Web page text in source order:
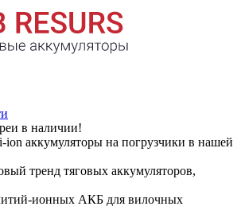
в наличии!
аккумуляторы на погрузчики в нашей
тренд тяговых аккумуляторов,
ионных АКБ для вилочных